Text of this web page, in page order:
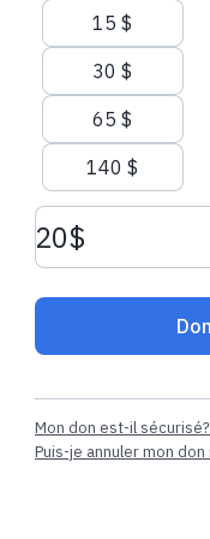
Dons récents
5,70 $ CAD
unique
15 $
30 $
65 $
140 $
Montant du
Mon don est-il sécurisé?
Puis-je annuler mon